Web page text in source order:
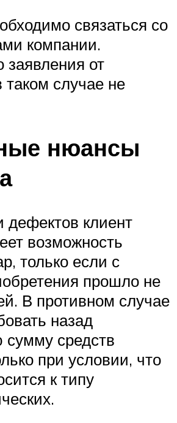
связаться со
компании.
заявления от
таком случае не
нюансы
дефектов клиент
возможность
только если с
прошло не
В противном случае
назад
сумму средств
при условии, что
к типу